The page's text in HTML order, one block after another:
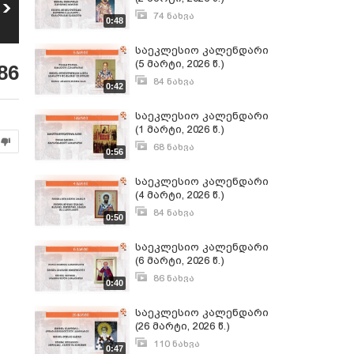
საეკლესიო
კალენდარი (4
აგვისტო, 2026 წ.)
ნახვა
საეკლესიო
კალენდარი (3
0:48 74 ნახვა
0:42
საეკლესიო კალენდარი
(5 მარტი, 2026 წ.)
84 ნახვა
0:56
საეკლესიო კალენდარი
(1 მარტი, 2026 წ.)
68 ნახვა
0:50
საეკლესიო კალენდარი
(4 მარტი, 2026 წ.)
84 ნახვა
0:40
საეკლესიო კალენდარი
(6 მარტი, 2026 წ.)
86 ნახვა
0:47
საეკლესიო კალენდარი
(26 მარტი, 2026 წ.)
110 ნახვა